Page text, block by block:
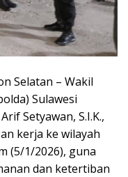
Selatan – Wakil
Sulawesi
Setyawan, S.I.K.,
kerja ke wilayah
(5/1/2026), guna
dan ketertiban